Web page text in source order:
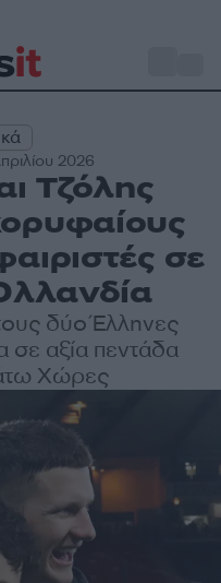
2026
Τζόλης
σε
δύο Έλληνες
σε αξία πεντάδα
Χώρες